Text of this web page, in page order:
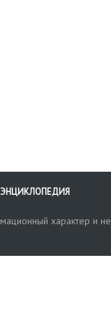
ЭНЦИКЛОПЕДИЯ
характер и не